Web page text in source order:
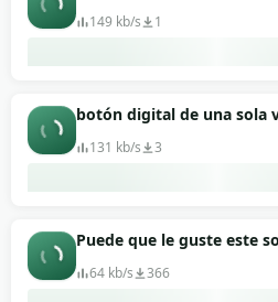
149 kb/s 1
botón digital de una sola
131 kb/s 3
Puede que le guste este
64 kb/s 366